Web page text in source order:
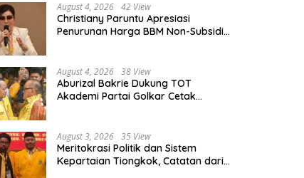
August 4, 2026 42 View
Christiany Paruntu Apresiasi
Penurunan Harga BBM Non-Subsidi,
August 4, 2026 38 View
Aburizal Bakrie Dukung TOT
Akademi Partai Golkar Cetak
August 3, 2026 35 View
Meritokrasi Politik dan Sistem
Kepartaian Tiongkok, Catatan dari